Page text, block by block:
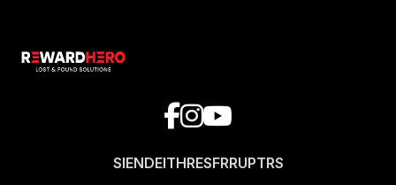
SIENDEITHRESFRRUPTRS